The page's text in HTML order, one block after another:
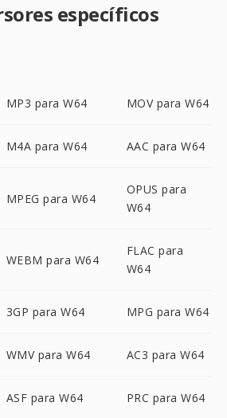
específicos
MP3 para W64 MOV para W64
M4A para W64 AAC para W64
MPEG para W64
OPUS para
W64
WEBM para W64
FLAC para
W64
3GP para W64 MPG para W64
WMV para W64 AC3 para W64
ASF para W64 PRC para W64